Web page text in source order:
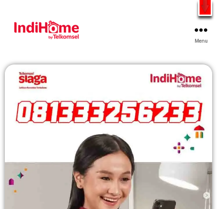
Gratis Pasang Dengan Bayar PDD2 | WiFi 200Rb an By
Menu